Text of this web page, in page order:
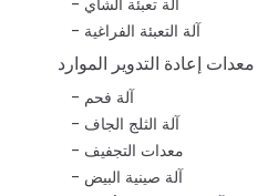
آلة التعبئة الفراغية
معدات إعادة التدوير الموارد
آلة فحم
آلة الثلج الجاف
معدات التجفيف
آلة صينية البيض